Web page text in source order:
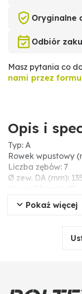
Oryginalne
Odbiór
Masz pytania co
nami przez
Opis i
Typ: A
Rowek wpustowy
Liczba zębów: 7
Ø zew. DA (mm):
Szerokość B (mm):
Podziałka
Pokaż więcej